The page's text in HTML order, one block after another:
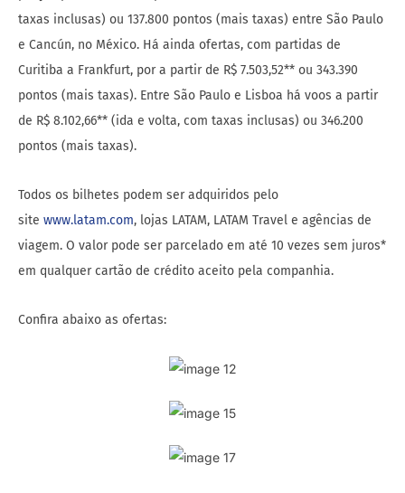
taxas inclusas) ou 137.800 pontos (mais taxas) entre São Paulo
e Cancún, no México. Há ainda ofertas, com partidas de
Curitiba a Frankfurt, por a partir de R$ 7.503,52** ou 343.390
pontos (mais taxas). Entre São Paulo e Lisboa há voos a partir
de R$ 8.102,66** (ida e volta, com taxas inclusas) ou 346.200
pontos (mais taxas).
Todos os bilhetes podem ser adquiridos pelo
site www.latam.com, lojas LATAM, LATAM Travel e agências de
viagem. O valor pode ser parcelado em até 10 vezes sem juros*
em qualquer cartão de crédito aceito pela companhia.
Confira abaixo as ofertas: